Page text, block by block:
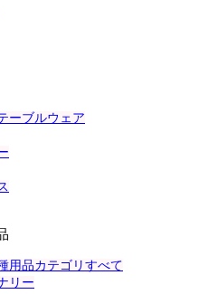
ーブルウェア
用品カテゴリすべて
リー